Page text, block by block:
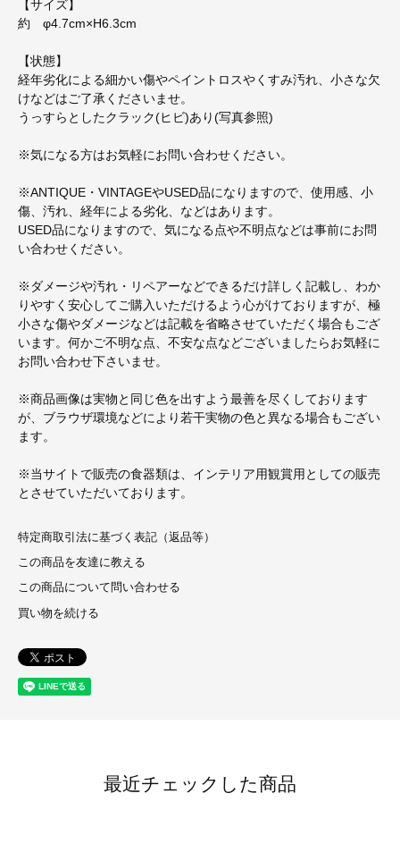
【サイズ】
約 φ4.7cm×H6.3cm
【状態】
経年劣化による細かい傷やペイントロスやくすみ汚れ、小さな欠
けなどはご了承くださいませ。
うっすらとしたクラック(ヒビ)あり(写真参照)
※気になる方はお気軽にお問い合わせください。
※ANTIQUE・VINTAGEやUSED品になりますので、使用感、小
傷、汚れ、経年による劣化、などはあります。
USED品になりますので、気になる点や不明点などは事前にお問
い合わせください。
※ダメージや汚れ・リペアーなどできるだけ詳しく記載し、わか
りやすく安心してご購入いただけるよう心がけておりますが、極
小さな傷やダメージなどは記載を省略させていただく場合もござ
います。何かご不明な点、不安な点などございましたらお気軽に
お問い合わせ下さいませ。
※商品画像は実物と同じ色を出すよう最善を尽くしております
が、ブラウザ環境などにより若干実物の色と異なる場合もござい
ます。
※当サイトで販売の食器類は、インテリア用観賞用としての販売
とさせていただいております。
特定商取引法に基づく表記（返品等）
この商品を友達に教える
この商品について問い合わせる
買い物を続ける
最近チェックした商品